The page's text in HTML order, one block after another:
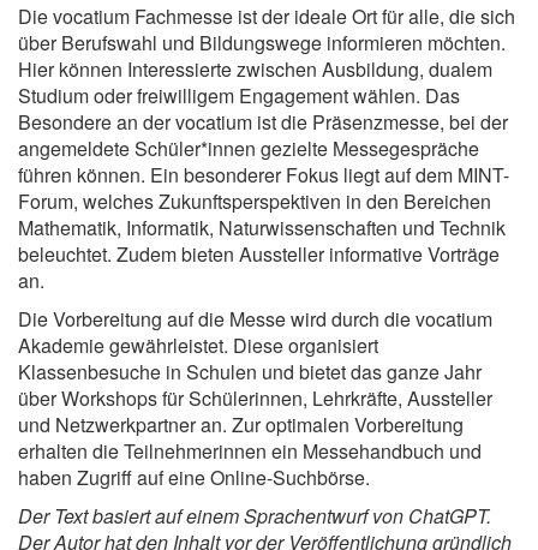
Die vocatium Fachmesse ist der ideale Ort für alle, die sich
über Berufswahl und Bildungswege informieren möchten.
Hier können Interessierte zwischen Ausbildung, dualem
Studium oder freiwilligem Engagement wählen. Das
Besondere an der vocatium ist die Präsenzmesse, bei der
angemeldete Schüler*innen gezielte Messegespräche
führen können. Ein besonderer Fokus liegt auf dem MINT-
Forum, welches Zukunftsperspektiven in den Bereichen
Mathematik, Informatik, Naturwissenschaften und Technik
beleuchtet. Zudem bieten Aussteller informative Vorträge
an.
Die Vorbereitung auf die Messe wird durch die vocatium
Akademie gewährleistet. Diese organisiert
Klassenbesuche in Schulen und bietet das ganze Jahr
über Workshops für Schülerinnen, Lehrkräfte, Aussteller
und Netzwerkpartner an. Zur optimalen Vorbereitung
erhalten die Teilnehmerinnen ein Messehandbuch und
haben Zugriff auf eine Online-Suchbörse.
Der Text basiert auf einem Sprachentwurf von ChatGPT.
Der Autor hat den Inhalt vor der Veröffentlichung gründlich